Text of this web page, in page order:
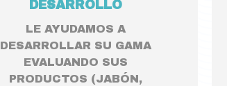
DESARROLLO
LE AYUDAMOS A
DESARROLLAR SU GAMA
EVALUANDO SUS
PRODUCTOS (JABÓN,